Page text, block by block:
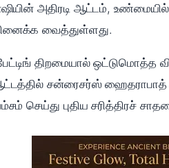
அதிரடி ஆட்டம்,
வைத்துள்ளது.
திறமையால் ஒட்டுமொத்த
சன்ரைசர்ஸ்
செய்து புதிய சரித்திரச்